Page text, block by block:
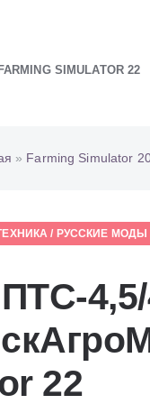
SIMULATOR 22
» Farming Simulator
/ РУССКИЕ МОДЫ
22